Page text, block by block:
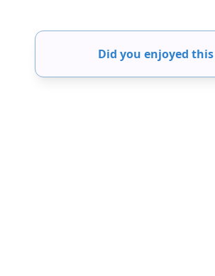
al proporcionar
actuaciones sean
Did you enjoyed